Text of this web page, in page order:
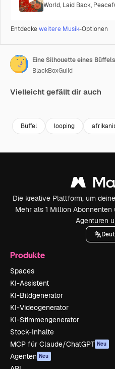
World, Laid Back,
Entdeckeweitere Musik-Optionen
BlackBoxGuild
Vielleicht gefällt dir auch
Büffel looping
Die kreative Plattform, um
Mehr als 1 Million
Agenturen
Produkte
Spaces
KI-Assistent
KI-Bildgenerator
KI-Videogenerator
KI-Stimmengenerator
Stock-Inhalte
MCP für Claude/ChatGPT Neu
Agenten Neu